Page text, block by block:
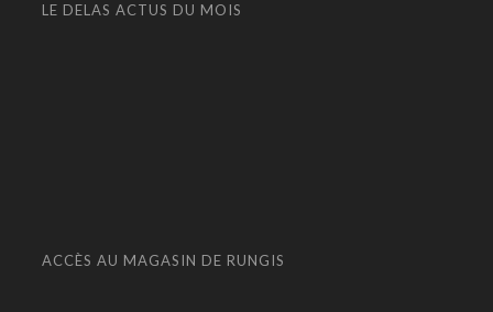
LE DELAS ACTUS DU MOIS
ACCÈS AU MAGASIN DE RUNGIS